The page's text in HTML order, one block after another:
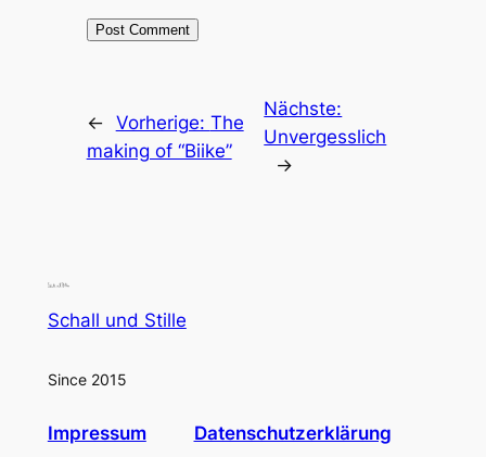
← Vorherige: The
making of “Biike”
Nächste:
Unvergesslich
→
Schall und Stille
Since 2015
Impressum Datenschutzerklärung